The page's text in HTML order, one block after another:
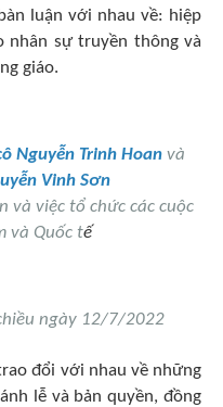
luận với nhau về: hiệp
nhân sự truyền thông và
giáo.
Nguyễn Trinh Hoan và
Vinh Sơn
và việc tổ chức các cuộc
và Quốc tế
ngày 12/7/2022
đổi với nhau về những
lễ và bản quyền, đồng